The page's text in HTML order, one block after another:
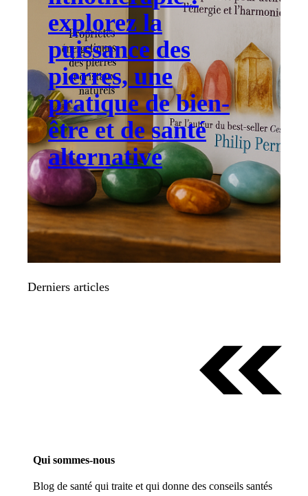
explorez la
puissance des
pierres, une
pratique de bien-
être et de santé
alternative
Derniers articles
Qui sommes-nous
Blog de santé qui traite et qui donne des conseils santés